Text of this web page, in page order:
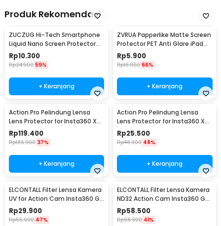
Rincian yang Anda dapatkan untuk pembelian produk ini:
4/5 Pro - KFD86
1 x Kotak Penyimpanan
Produk Rekomendasi
ZUCZUG Hi-Tech Smartphone
Liquid Nano Screen Protector
9H 2ml - S1
Rp10.300
Rp24.900 59%
+ Keranjang
ZVRUA Papperlike Matte Screen
Protector PET Anti Glare iPad
Pro 11inch
Rp5.900
Rp16.900 66%
+ Keranjang
Action Pro Pelindung Lensa
Lens Protector for Insta360 X4
Action Cam Tempered Glass -
49BJS
Rp119.400
Rp186.900 37%
+ Keranjang
Action Pro Pelindung Lensa
Lens Protector for Insta360 X4
Action Cam PC - 49BJS
Rp25.500
Rp48.900 48%
+ Keranjang
ELCONTALL Filter Lensa Kamera
UV for Action Cam Insta360 Go
3S - 7450
Rp29.900
Rp55.900 47%
ELCONTALL Filter Lensa Kamera
ND32 Action Cam Insta360 Go
2/3 - 7451
Rp58.500
Rp98.900 41%